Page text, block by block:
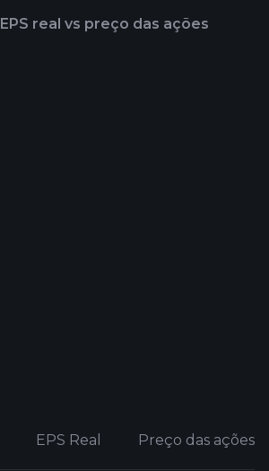
EPS real vs preço das ações
EPS Real Preço das ações